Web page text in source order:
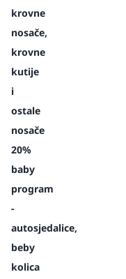
krovne
nosače,
krovne
kutije
i
ostale
nosače
20%
baby
program
-
autosjedalice,
beby
kolica